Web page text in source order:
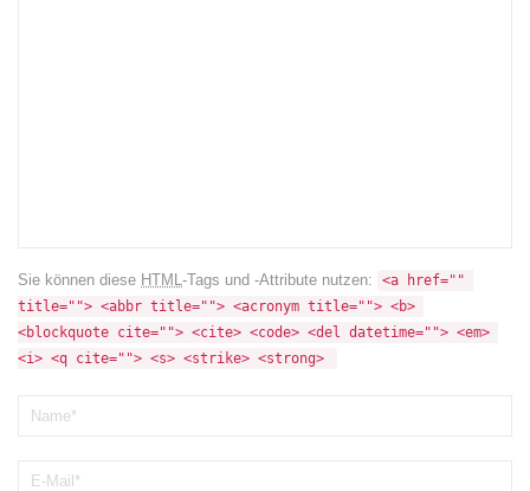
Sie können diese HTML-Tags und -Attribute nutzen:
<a href=""
title=""> <abbr title=""> <acronym title=""> <b>
<blockquote cite=""> <cite> <code> <del datetime=""> <em>
<i> <q cite=""> <s> <strike> <strong>